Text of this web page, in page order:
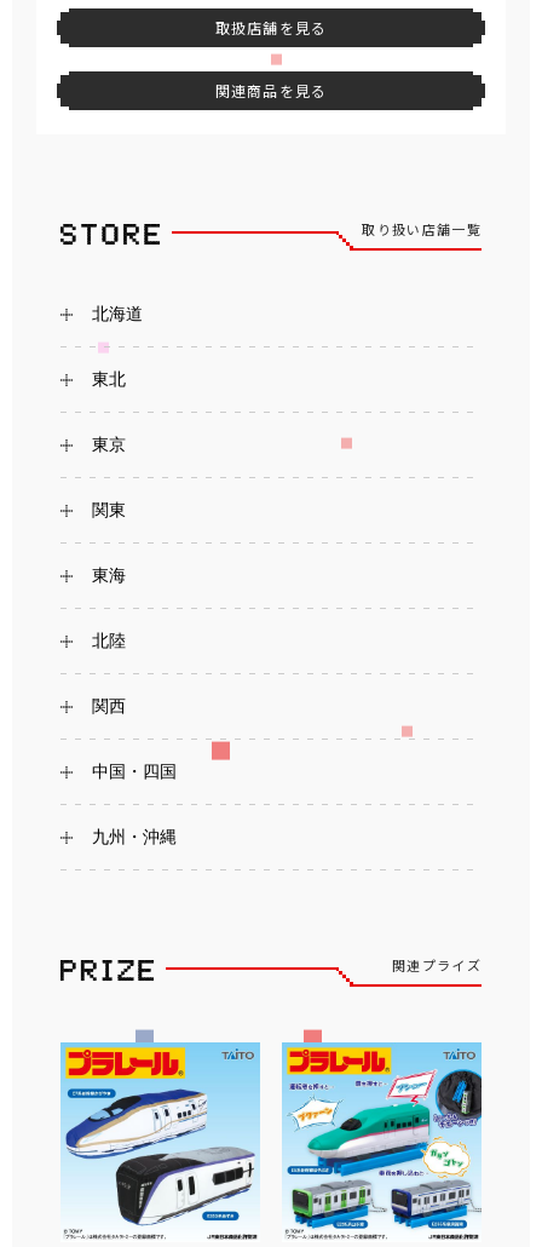
取扱店舗を見る
関連商品を見る
取り扱い店舗一覧
北海道
東北
東京
関東
東海
北陸
関西
中国・四国
九州・沖縄
関連プライズ